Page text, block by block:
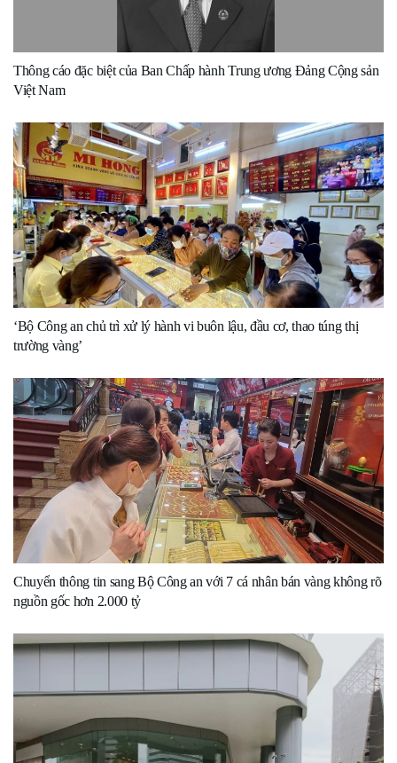
Thông cáo đặc biệt của Ban Chấp hành Trung ương Đảng Cộng sản
Việt Nam
‘Bộ Công an chủ trì xử lý hành vi buôn lậu, đầu cơ, thao túng thị
trường vàng’
Chuyển thông tin sang Bộ Công an với 7 cá nhân bán vàng không rõ
nguồn gốc hơn 2.000 tỷ